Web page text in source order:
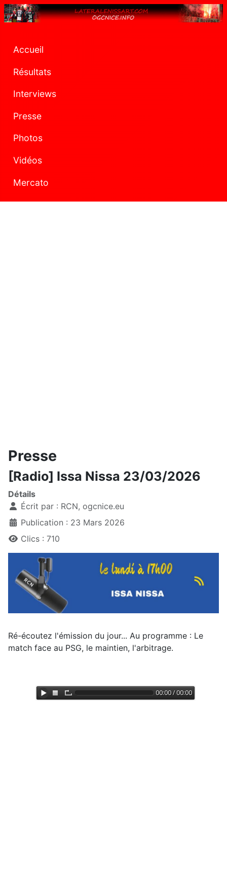
Accueil
Résultats
Interviews
Presse
Photos
Vidéos
Mercato
Presse
[Radio] Issa Nissa 23/03/2026
Détails
Écrit par : RCN, ogcnice.eu
Publication : 23 Mars 2026
Clics : 710
Ré-écoutez l'émission du jour... Au programme : Le
match face au PSG, le maintien, l'arbitrage.